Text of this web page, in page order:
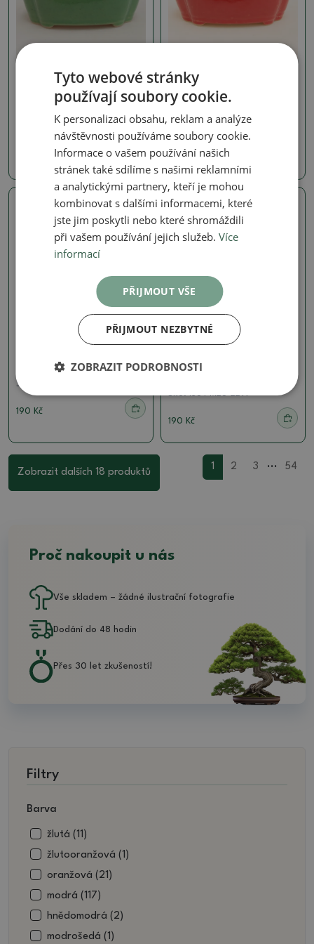
Filtry
Barva
žlutá (11)
žlutooranžová (1)
oranžová (21)
modrá (117)
hnědomodrá (2)
modrošedá (1)
Misky plynová pec 1240 °C
Keramická bonsai miska
10,5 x 8 x 4 cm, barva
1564-M26-2300
Misky plynová pec 1240 °C
Keramická bonsai miska
10,5 x 8 x 4 cm, barva
1564-M26-2299
190 Kč
Skutečná fotografie
Misky plynová pec 1240 °C
10,5 x 8 x 4 cm, barva šedá
SKU:
190 Kč
Skutečná fotografie
Misky plynová pec 1240 °C
10,5 x 8 x 4 cm, barva
SKU:1564-M26-2297
190 Kč
Zobrazit dalších 18 produktů
1 2 3 ... 54
Proč nakoupit u nás
Vše skladem – žádné ilustrační fotografie
Dodání do 48 hodin
Přes 30 let zkušeností!
Tyto webové stránky
používají soubory cookie.
K personalizaci obsahu, reklam a analýze
návštěvnosti používáme soubory cookie.
Informace o vašem používání našich
stránek také sdílíme s našimi reklamními
a analytickými partnery, kteří je mohou
kombinovat s dalšími informacemi, které
jste jim poskytli nebo které shromáždili
při vašem používání jejich služeb.Více
informací
PŘIJMOUT VŠE
PŘIJMOUT NEZBYTNÉ
ZOBRAZIT PODROBNOSTI